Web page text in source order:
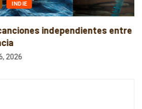
entre reflexión y